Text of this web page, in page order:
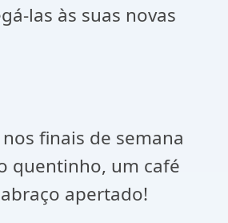
las às suas novas
finais de semana
quentinho, um café
apertado!